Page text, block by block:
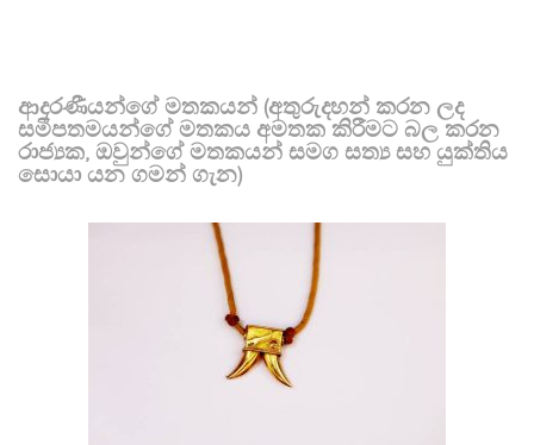
ආදරණීයන්ගේ මතකයන් (අතුරුදහන් කරන ලද
සමීපතමයන්ගේ මතකය අමතක කිරීමට බල කරන
රාජ්‍යක, ඔවුන්ගේ මතකයන් සමග සත්‍ය සහ යුක්තිය
සොයා යන ගමන් ගැන)